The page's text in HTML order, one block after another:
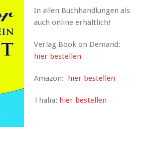
In allen Buchhandlungen als
auch online erhältlich!
Verlag Book on Demand:
hier bestellen
Amazon: hier bestellen
Thalia: hier bestellen